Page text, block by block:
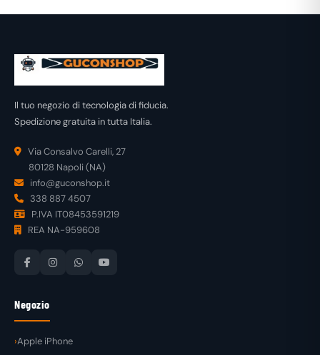
Il tuo negozio di tecnologia di fiducia.
Spedizione gratuita in tutta Italia.
Via Consalvo Carelli, 27
80128 Napoli (NA)
info@guconshop.it
338 887 4507
P.IVA IT08453591219
REA NA-959608
Negozio
Apple iPhone